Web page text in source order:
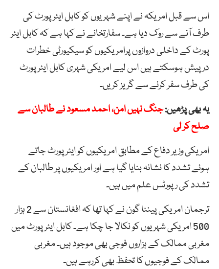
اس سے قبل امریکہ نے اپنے شہریوں کو کابل ایئرپورٹ کی
طرف آنے سے روک دیا ہے۔ سفارتخانے نے کہا ہے کہ کابل ایئر
پورٹ کے داخلی دروازوں پرامریکیوں کو سیکیورٹی خطرات
درپیش ہوسکتے ہیں اس لیے امریکی شہری کابل ایئر پورٹ
کی طرف سفر کرنے سے گریز کریں۔
یہ بھی پڑھیں:جنگ نہیں امن، احمد مسعود نے طالبان سے
صلح کر لی
امریکی وزیر دفاع کے مطابق امریکیوں کو ایئرپورٹ جاتے
ہوئے تشدد کا نشانہ بنایا گیا ہے اور امریکیوں پر طالبان کے
تشدد کی رپورٹس علم میں ہیں۔
ترجمان امریکی پینٹا گون نے کہا تھا کہ افغانستان سے 2 ہزار
500 امریکی شہریوں کو نکالا جا چکا ہے۔ کابل ایئر پورٹ میں
مغربی ممالک کے ہزاروں فوجی بھی موجود ہیں۔ مغربی
ممالک کے فوجیوں کا تحفظ بھی کررہے ہیں۔